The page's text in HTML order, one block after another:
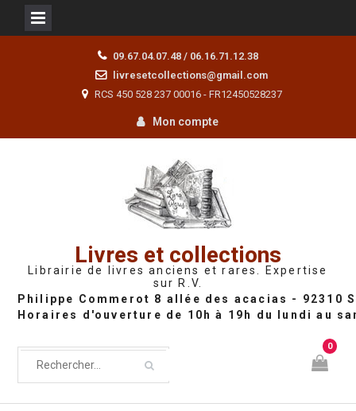
09.67.04.07.48 / 06.16.71.12.38
livresetcollections@gmail.com
RCS 450 528 237 00016 - FR12450528237
Mon compte
Livres et collections
Librairie de livres anciens et rares. Expertise
sur R.V.
0